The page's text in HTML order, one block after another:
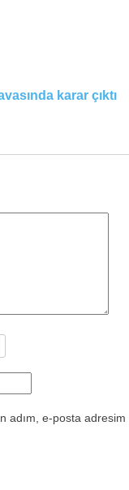
karar çıktı
adım, e-posta adresim